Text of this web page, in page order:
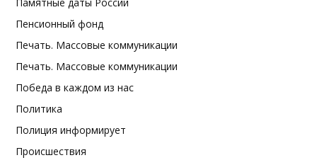
Пенсионный фонд
Печать. Массовые коммуникации
Печать. Массовые коммуникации
Победа в каждом из нас
Политика
Полиция информирует
Происшествия